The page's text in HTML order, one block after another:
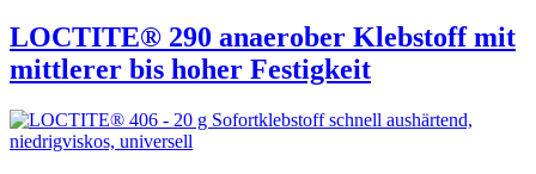
LOCTITE® 290 anaerober Klebstoff mit
mittlerer bis hoher Festigkeit